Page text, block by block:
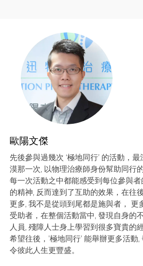
歐陽文傑
先後參與過幾次 ‘極地同行’ 的活動，
漠那一次, 以物理治療師身份幫助同行的
每一次活動之中都能感受到每位參與
的精神, 反而達到了互助的效果，在往
更多, 我不是從頭到尾都是施與者， 更
受助者，在整個活動當中, 發現自身的
人員, 殘障人士身上學習到很多寶貴的經
希望往後，’極地同行’ 能舉辦更多活動
令彼此人生更豐盛。